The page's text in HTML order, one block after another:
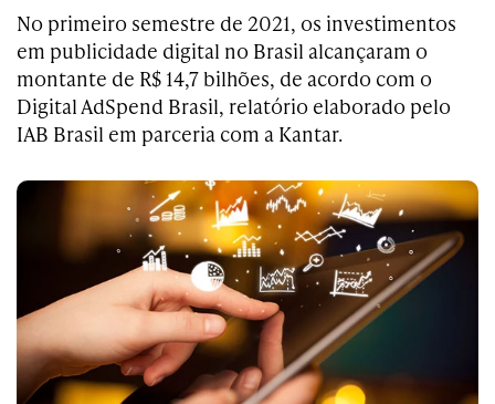
No primeiro semestre de 2021, os investimentos
em publicidade digital no Brasil alcançaram o
montante de R$ 14,7 bilhões, de acordo com o
Digital AdSpend Brasil, relatório elaborado pelo
IAB Brasil em parceria com a Kantar.